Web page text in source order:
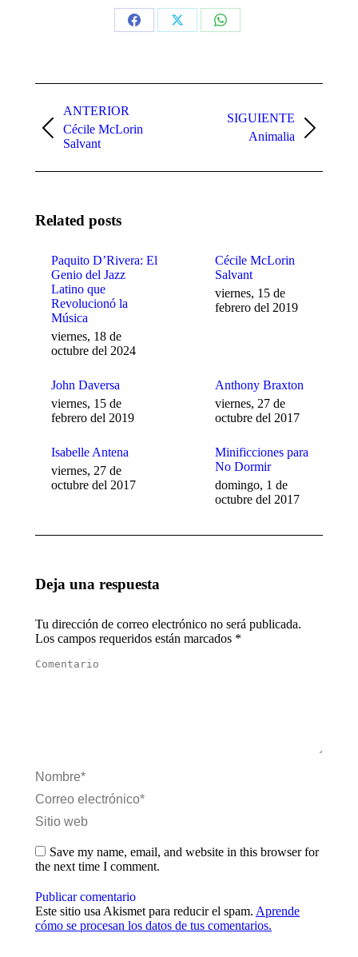
Share
Share
Share
entre
publicaciones
ANTERIOR
Publicación
anterior:
Cécile McLorin
Salvant
SIGUIENTE
PublicaciónAnimalia
Related posts
Paquito D’Rivera: El
Genio del Jazz
Latino que
Revolucionó la
Música
viernes, 18 de
octubre del 2024
Cécile McLorin
Salvant
viernes, 15 de
febrero del 2019
John Daversa
viernes, 15 de
febrero del 2019
Anthony Braxton
viernes, 27 de
octubre del 2017
Isabelle Antena
viernes, 27 de
octubre del 2017
Minificciones para
No Dormir
domingo, 1 de
octubre del 2017
Deja una respuesta
Tu dirección de correo electrónico no será publicada.
Los campos requeridos están marcados *
Comentario
Nombre *
Correo electrónico *
Sitio web
Save my name, email, and website in this browser for
the next time I comment.
Publicar comentario
Este sitio usa Akismet para reducir el spam. Aprende
cómo se procesan los datos de tus comentarios.